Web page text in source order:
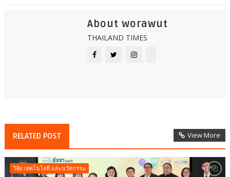
About worawut
THAILAND TIMES
RELATED POST View More
วิจัย เทคโนโลยี และนวัตกรรม